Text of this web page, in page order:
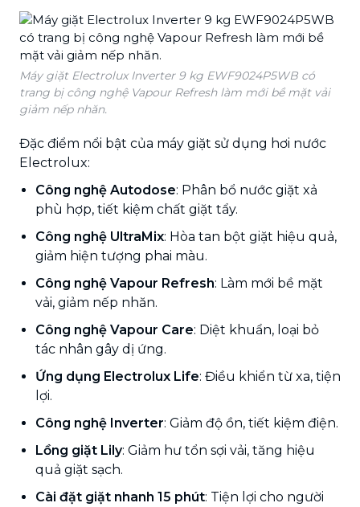
Máy giặt Electrolux Inverter 9 kg EWF9024P5WB có
trang bị công nghệ Vapour Refresh làm mới bề mặt vải
giảm nếp nhăn.
Đặc điểm nổi bật của máy giặt sử dụng hơi nước
Electrolux:
Công nghệ Autodose: Phân bổ nước giặt xả
phù hợp, tiết kiệm chất giặt tẩy.
Công nghệ UltraMix: Hòa tan bột giặt hiệu quả,
giảm hiện tượng phai màu.
Công nghệ Vapour Refresh: Làm mới bề mặt
vải, giảm nếp nhăn.
Công nghệ Vapour Care: Diệt khuẩn, loại bỏ
tác nhân gây dị ứng.
Ứng dụng Electrolux Life: Điều khiển từ xa, tiện
lợi.
Công nghệ Inverter: Giảm độ ồn, tiết kiệm điện.
Lồng giặt Lily: Giảm hư tổn sợi vải, tăng hiệu
quả giặt sạch.
Cài đặt giặt nhanh 15 phút: Tiện lợi cho người